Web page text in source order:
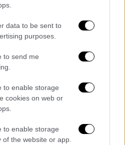
data to be sent to
purposes.
to send me
to enable storage
cookies on web or
to enable storage
the website or app.
Χωροταξικό Σχεδιασμό
χωρικής ενότητας
ενότητας ΑΡΙΘ. 3)
χάρτη που
πεδίο εφαρμογής της
της